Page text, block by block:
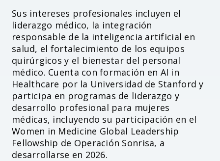
Sus intereses profesionales incluyen el
liderazgo médico, la integración
responsable de la inteligencia artificial en
salud, el fortalecimiento de los equipos
quirúrgicos y el bienestar del personal
médico. Cuenta con formación en AI in
Healthcare por la Universidad de Stanford y
participa en programas de liderazgo y
desarrollo profesional para mujeres
médicas, incluyendo su participación en el
Women in Medicine Global Leadership
Fellowship de Operación Sonrisa, a
desarrollarse en 2026.